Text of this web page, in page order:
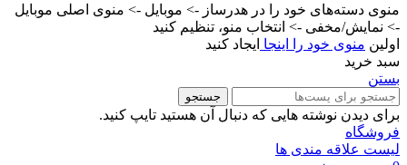
منوی دسته‌های خود را در هدرساز -> موبایل -> منوی اصلی موبایل
-> نمایش/مخفی -> انتخاب منو، تنظیم کنید
اولین منوی خود را اینجا ایجاد کنید
سبد خرید
بستن
جستجو
برای دیدن نوشته هایی که دنبال آن هستید تایپ کنید.
فروشگاه
لیست علاقه مندی ها